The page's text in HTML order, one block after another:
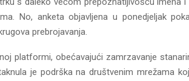
No, anketa objavljena u ponedjeljak
prebrojavanja.
platformi, obećavajući zamrzavanje
je podrška na društvenim mrežama